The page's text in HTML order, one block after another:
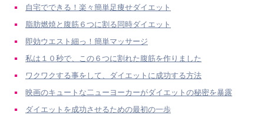
自宅でできる！楽々簡単足痩せダイエット
脂肪燃焼と腹筋６つに割る同時ダイエット
即効ウエスト細っ！簡単マッサージ
私は１０秒で、この６つに割れた腹筋を作りました
ワクワクする事をして、ダイエットに成功する方法
映画のキュートな二ューヨーカーがダイエットの秘密を暴露
ダイエットを成功させるための最初の一歩